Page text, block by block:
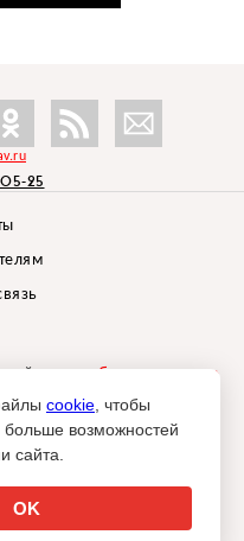
05-25
проектбрендингового
допустимо только при
cookie , чтобы
больше возможностей
сайта.
OK